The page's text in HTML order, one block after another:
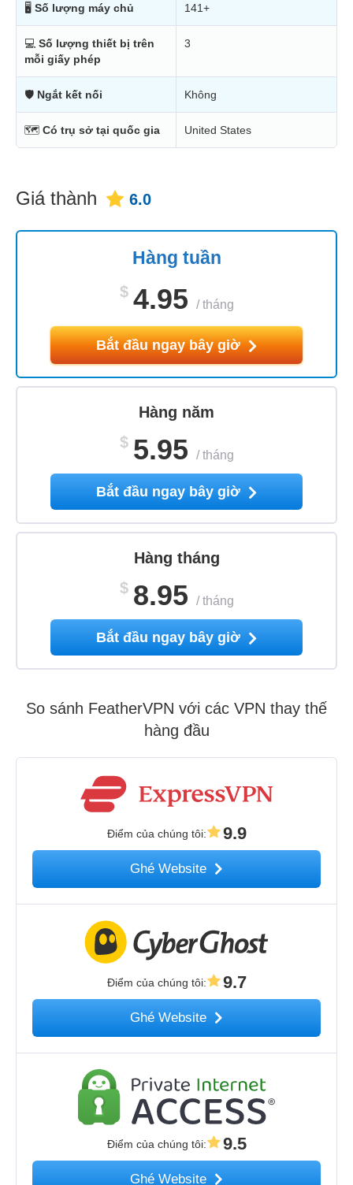
🖥 Số lượng máy chủ 141+
💻 Số lượng thiết bị trên
mỗi giấy phép
3
🛡 Ngắt kết nối Không
🗺 Có trụ sở tại quốc gia United States
Giá thành 6.0
Hàng tuần
$ 4.95 /tháng
Bắt đầu ngay bây giờ
Hàng năm
$ 5.95 /tháng
Bắt đầu ngay bây giờ
Hàng tháng
$ 8.95 /tháng
Bắt đầu ngay bây giờ
So sánh FeatherVPN với các VPN thay thế
hàng đầu
Điểm của chúng tôi: 9.9
Ghé Website
Điểm của chúng tôi: 9.7
Ghé Website
Điểm của chúng tôi: 9.5
Ghé Website